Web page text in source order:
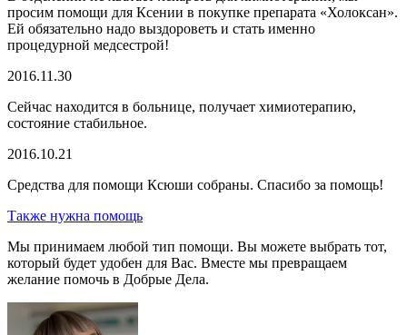
просим помощи для Ксении в покупке препарата «Холоксан».
Ей обязательно надо выздороветь и стать именно
процедурной медсестрой!
2016.11.30
Сейчас находится в больнице, получает химиотерапию,
состояние стабильное.
2016.10.21
Средства для помощи Ксюши собраны. Спасибо за помощь!
Также нужна помощь
Мы принимаем любой тип помощи. Вы можете выбрать тот,
который будет удобен для Вас. Вместе мы превращаем
желание помочь в Добрые Дела.